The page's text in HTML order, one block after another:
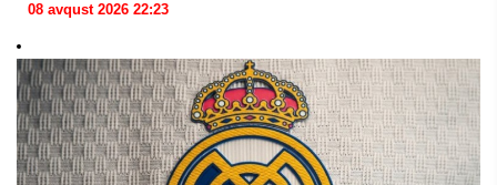
08 avqust 2026 22:23